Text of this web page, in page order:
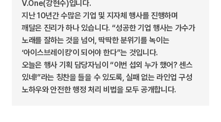
V.One(강현수)입니다.
지난 10년간 수많은 기업 및 지자체 행사를 진행하며
깨달은 진리가 하나 있습니다. “성공한 기업 행사는 가수가
노래를 잘하는 것을 넘어, 딱딱한 분위기를 녹이는
‘아이스브레이킹’이 되어야 한다”는 것입니다.
오늘은 행사 기획 담당자님이 “이번 섭외 누가 했어? 센스
있네!”라는 칭찬을 들을 수 있도록, 실패 없는 라인업 구성
노하우와 안전한 행정 처리 비법을 모두 공개합니다.